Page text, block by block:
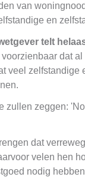
van
en
telt
dat
veel zelfstandige
zullen zeggen:
dat
velen hen
nodig